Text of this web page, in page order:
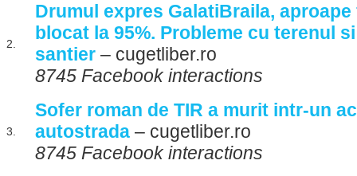
2.
Drumul expres GalatiBraila,
blocat la 95%. Probleme cu terenul
santier – cugetliber.ro
8745 Facebook interactions
3.
Sofer roman de TIR a murit intr-un
autostrada – cugetliber.ro
8745 Facebook interactions